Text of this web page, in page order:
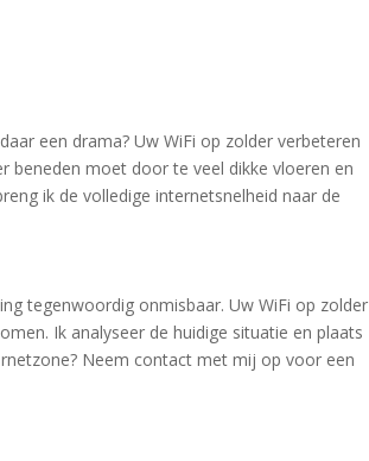
een drama? Uw WiFi op zolder verbeteren
beneden moet door te veel dikke vloeren en
ik de volledige internetsnelheid naar de
tegenwoordig onmisbaar. Uw WiFi op zolder
Ik analyseer de huidige situatie en plaats
Neem contact met mij op voor een